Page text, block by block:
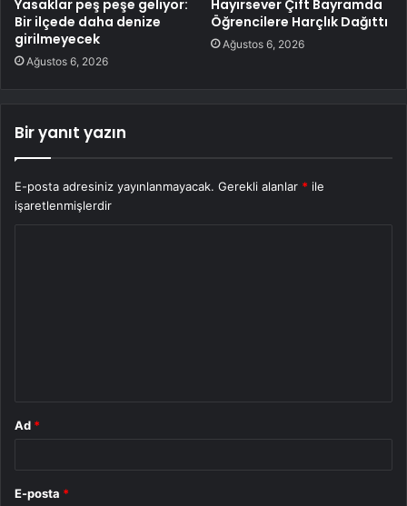
Yasaklar peş peşe geliyor:
Bir ilçede daha denize
girilmeyecek
Ağustos 6, 2026
Hayırsever Çift Bayramda
Öğrencilere Harçlık Dağıttı
Ağustos 6, 2026
Bir yanıt yazın
E-posta adresiniz yayınlanmayacak. Gerekli alanlar * ile
işaretlenmişlerdir
Ad *
E-posta *